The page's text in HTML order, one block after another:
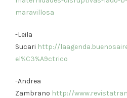
maravillosa
-Leila
Sucari http://
el%C3%A9ctrico
-Andrea
Zambrano http://